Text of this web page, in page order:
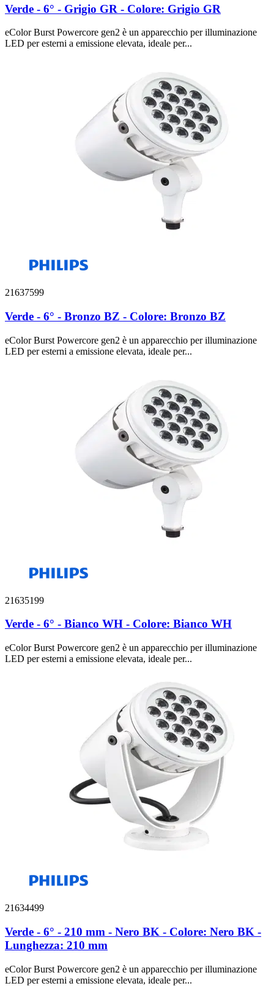
Verde - 6° - Grigio GR - Colore: Grigio GR
eColor Burst Powercore gen2 è un apparecchio per illuminazione
LED per esterni a emissione elevata, ideale per...
21637599
Verde - 6° - Bronzo BZ - Colore: Bronzo BZ
eColor Burst Powercore gen2 è un apparecchio per illuminazione
LED per esterni a emissione elevata, ideale per...
21635199
Verde - 6° - Bianco WH - Colore: Bianco WH
eColor Burst Powercore gen2 è un apparecchio per illuminazione
LED per esterni a emissione elevata, ideale per...
21634499
Verde - 6° - 210 mm - Nero BK - Colore: Nero BK -
Lunghezza: 210 mm
eColor Burst Powercore gen2 è un apparecchio per illuminazione
LED per esterni a emissione elevata, ideale per...